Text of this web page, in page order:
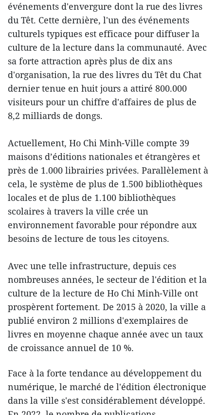
événements d'envergure dont la rue des livres
du Têt. Cette dernière, l'un des événements
culturels typiques est efficace pour diffuser la
culture de la lecture dans la communauté. Avec
sa forte attraction après plus de dix ans
d'organisation, la rue des livres du Têt du Chat
dernier tenue en huit jours a attiré 800.000
visiteurs pour un chiffre d'affaires de plus de
8,2 milliards de dongs.
Actuellement, Ho Chi Minh-Ville compte 39
maisons d’éditions nationales et étrangères et
près de 1.000 librairies privées. Parallèlement à
cela, le système de plus de 1.500 bibliothèques
locales et de plus de 1.100 bibliothèques
scolaires à travers la ville crée un
environnement favorable pour répondre aux
besoins de lecture de tous les citoyens.
Avec une telle infrastructure, depuis ces
nombreuses années, le secteur de l'édition et la
culture de la lecture de Ho Chi Minh-Ville ont
prospèrent fortement. De 2015 à 2020, la ville a
publié environ 2 millions d'exemplaires de
livres en moyenne chaque année avec un taux
de croissance annuel de 10 %.
Face à la forte tendance au développement du
numérique, le marché de l'édition électronique
dans la ville s'est considérablement développé.